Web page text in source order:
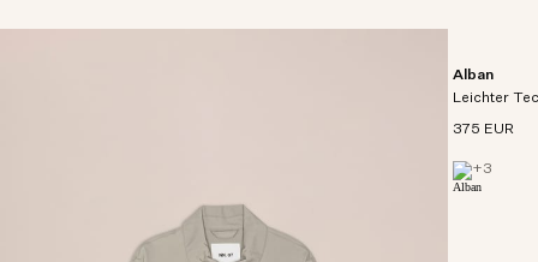
Alban
Leichter
375 EUR
+3